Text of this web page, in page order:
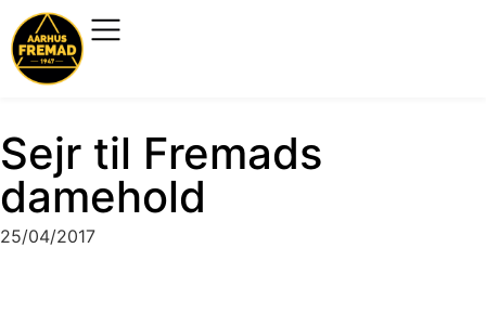
Sejr til Fremads
damehold
25/04/2017